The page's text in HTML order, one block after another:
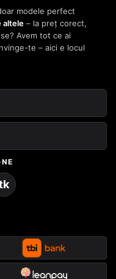
modele perfect
altele – la preț corect,
Avem tot ce ai
te – aici e locul